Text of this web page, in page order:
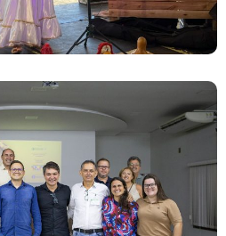
Projeto JOA Economia
Solidária